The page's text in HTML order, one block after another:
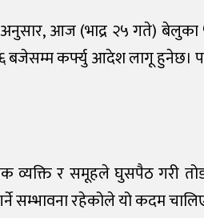
आज (भाद्र २५ गते)
६ बजेसम्म कर्फ्यु आदेश लागू हुनेछ।
र समूहले घुसपैठ गरी
सम्भावना रहेकोले यो कदम